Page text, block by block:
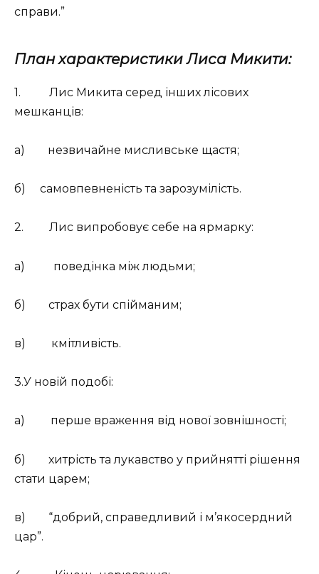
справи.”
План характеристики Лиса Микити:
1.
Лис Микита серед інших лісових
мешканців:
а) незвичайне мисливське щастя;
б) самовпевненість та зарозумілість.
2. Лис випробовує себе на ярмарку:
а) поведінка між людьми;
б) страх бути спійманим;
в) кмітливість.
3.У новій подобі:
а) перше враження від нової зовнішності;
б)
хитрість та лукавство у прийнятті рішення
стати царем;
в)
“добрий, справедливий і м’якосердний
цар”.